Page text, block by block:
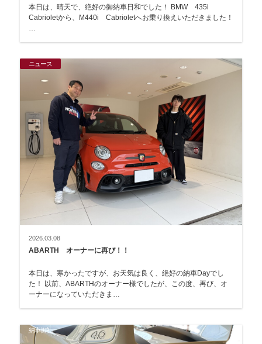
本日は、晴天で、絶好の御納車日和でした！ BMW 435i
Cabrioletから、M440i Cabrioletへお乗り換えいただきました！
ニュース
2026.03.08
ABARTH オーナーに再び！！
本日は、寒かったですが、お天気は良く、絶好の納車Dayでし
た！ 以前、ABARTHのオーナー様でしたが、この度、再び、オ
ーナーになっていただきま…
納車御礼